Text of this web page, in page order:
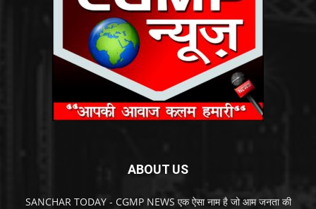
ABOUT US
SANCHAR TODAY - CGMP NEWS एक ऐसा नाम है जो आम जनता की